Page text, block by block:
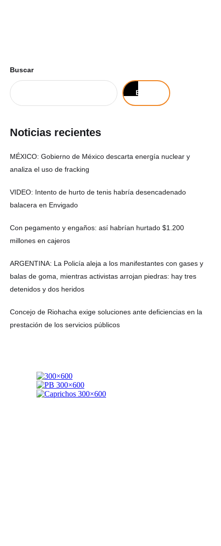
Buscar
Buscar
Noticias recientes
MÉXICO: Gobierno de México descarta energía nuclear y
analiza el uso de fracking
VIDEO: Intento de hurto de tenis habría desencadenado
balacera en Envigado
Con pegamento y engaños: así habrían hurtado $1.200
millones en cajeros
ARGENTINA: La Policía aleja a los manifestantes con gases y
balas de goma, mientras activistas arrojan piedras: hay tres
detenidos y dos heridos
Concejo de Riohacha exige soluciones ante deficiencias en la
prestación de los servicios públicos